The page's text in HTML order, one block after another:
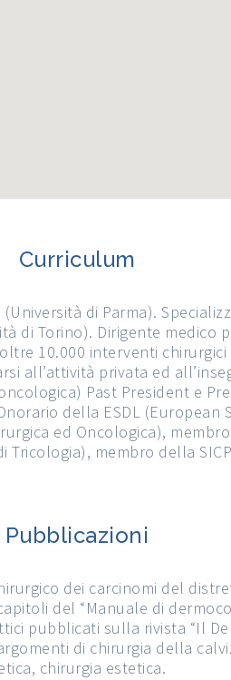
Curriculum
di Parma).
di Torino). Dirigente medico
10.000 interventi
all’attività privata ed
Past President e
della ESDL
ed Oncologica),
membro della
Pubblicazioni
dei carcinomi del
del “Manuale di
pubblicati sulla rivista “Il
di chirurgia della
chirurgia estetica.